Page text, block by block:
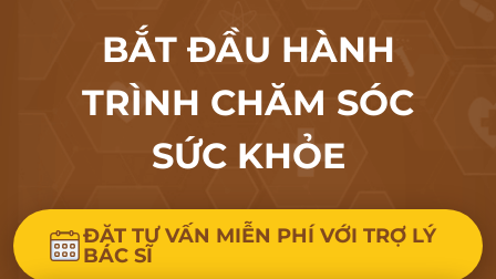
BẮT ĐẦU HÀNH
TRÌNH CHĂM SÓC
SỨC KHỎE
ĐẶT TƯ VẤN MIỄN PHÍ VỚI TRỢ LÝ
BÁC SĨ